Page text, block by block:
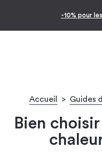
-10% pour
Accueil > Guides
Bien